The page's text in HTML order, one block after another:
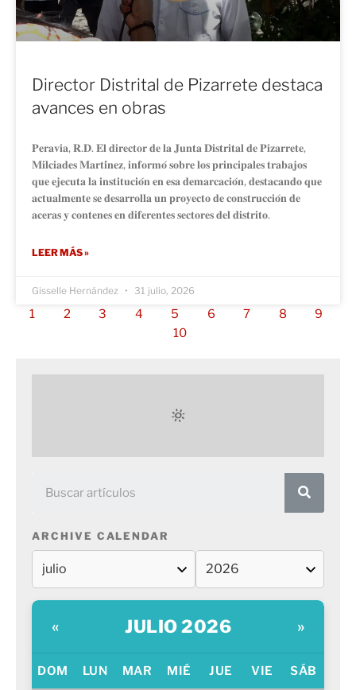
Director Distrital de Pizarrete destaca
avances en obras
𝐏𝐞𝐫𝐚𝐯𝐢𝐚, 𝐑.𝐃. 𝐄𝐥 𝐝𝐢𝐫𝐞𝐜𝐭𝐨𝐫 𝐝𝐞 𝐥𝐚 𝐉𝐮𝐧𝐭𝐚 𝐃𝐢𝐬𝐭𝐫𝐢𝐭𝐚𝐥 𝐝𝐞 𝐏𝐢𝐳𝐚𝐫𝐫𝐞𝐭𝐞,
𝐌𝐢𝐥𝐜𝐢𝐚𝐝𝐞𝐬 𝐌𝐚𝐫𝐭𝐢́𝐧𝐞𝐳, 𝐢𝐧𝐟𝐨𝐫𝐦𝐨́ 𝐬𝐨𝐛𝐫𝐞 𝐥𝐨𝐬 𝐩𝐫𝐢𝐧𝐜𝐢𝐩𝐚𝐥𝐞𝐬 𝐭𝐫𝐚𝐛𝐚𝐣𝐨𝐬
𝐪𝐮𝐞 𝐞𝐣𝐞𝐜𝐮𝐭𝐚 𝐥𝐚 𝐢𝐧𝐬𝐭𝐢𝐭𝐮𝐜𝐢𝐨́𝐧 𝐞𝐧 𝐞𝐬𝐚 𝐝𝐞𝐦𝐚𝐫𝐜𝐚𝐜𝐢𝐨́𝐧, 𝐝𝐞𝐬𝐭𝐚𝐜𝐚𝐧𝐝𝐨 𝐪𝐮𝐞
𝐚𝐜𝐭𝐮𝐚𝐥𝐦𝐞𝐧𝐭𝐞 𝐬𝐞 𝐝𝐞𝐬𝐚𝐫𝐫𝐨𝐥𝐥𝐚 𝐮𝐧 𝐩𝐫𝐨𝐲𝐞𝐜𝐭𝐨 𝐝𝐞 𝐜𝐨𝐧𝐬𝐭𝐫𝐮𝐜𝐜𝐢𝐨́𝐧 𝐝𝐞
𝐚𝐜𝐞𝐫𝐚𝐬 𝐲 𝐜𝐨𝐧𝐭𝐞𝐧𝐞𝐬 𝐞𝐧 𝐝𝐢𝐟𝐞𝐫𝐞𝐧𝐭𝐞𝐬 𝐬𝐞𝐜𝐭𝐨𝐫𝐞𝐬 𝐝𝐞𝐥 𝐝𝐢𝐬𝐭𝐫𝐢𝐭𝐨.
LEER MÁS »
Gisselle Hernández 31 julio, 2026
1 2 3 4 5 6 7 8
9
10
ARCHIVE CALENDAR
« JULIO 2026 »
DOM LUN MAR MIÉ JUE VIE SÁB